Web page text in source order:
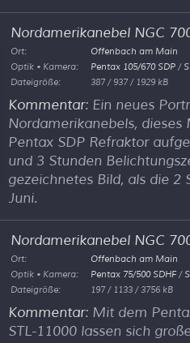
Nordamerikanebel NGC
Ort:
Offenbach am Main
Optik • Kamera:
Pentax 105/670 SDP /
Dateigröße:
387 / 937 / 1929 kB
Kommentar: Ein neues
Nordamerikanebels,
Pentax SDP Refraktor
und 3 Stunden
gezeichnetes Bild, als die 2
Juni.
Nordamerikanebel NGC
Ort:
Offenbach am Main
Optik • Kamera:
Pentax 75/500 SDHF/
Dateigröße:
197 / 1133 / 3756 kB
Kommentar: Mit dem
STL-11000 lassen sich